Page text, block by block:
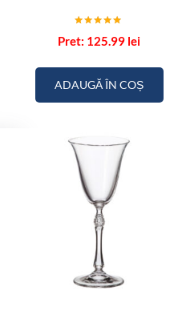
5.00
125.99 lei
ADAUGĂ ÎN COȘ